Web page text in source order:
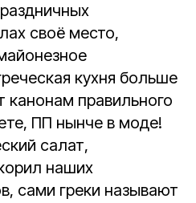
своё место,
кухня больше
канонам правильного
ПП нынче в моде!
салат,
наших
сами греки называют